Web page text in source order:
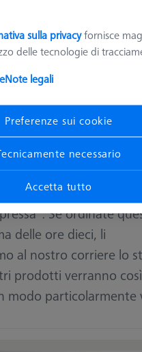
consegna
offriamo un servizio
dei tastatori M5 e
come
Se ordinate
delle ore dieci, li
al nostro corriere lo
prodotti verranno così
modo particolarmente
sulla privacyfornisce
delle tecnologie di
Note legali
Preferenze sui cookie
necessario
Accetta tutto